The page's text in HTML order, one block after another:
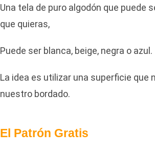
Una tela de puro algodón que puede
que quieras,
Puede ser blanca, beige, negra o azul.
La idea es utilizar una superficie
nuestro bordado.
El Patrón Gratis